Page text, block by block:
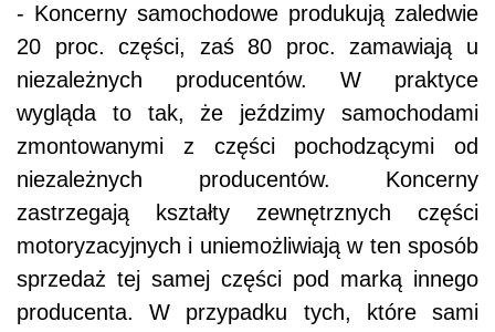
- Koncerny samochodowe produkują zaledwie
20 proc. części, zaś 80 proc. zamawiają u
niezależnych producentów. W praktyce
wygląda to tak, że jeździmy samochodami
zmontowanymi z części pochodzącymi od
niezależnych producentów. Koncerny
zastrzegają kształty zewnętrznych części
motoryzacyjnych i uniemożliwiają w ten sposób
sprzedaż tej samej części pod marką innego
producenta. W przypadku tych, które sami